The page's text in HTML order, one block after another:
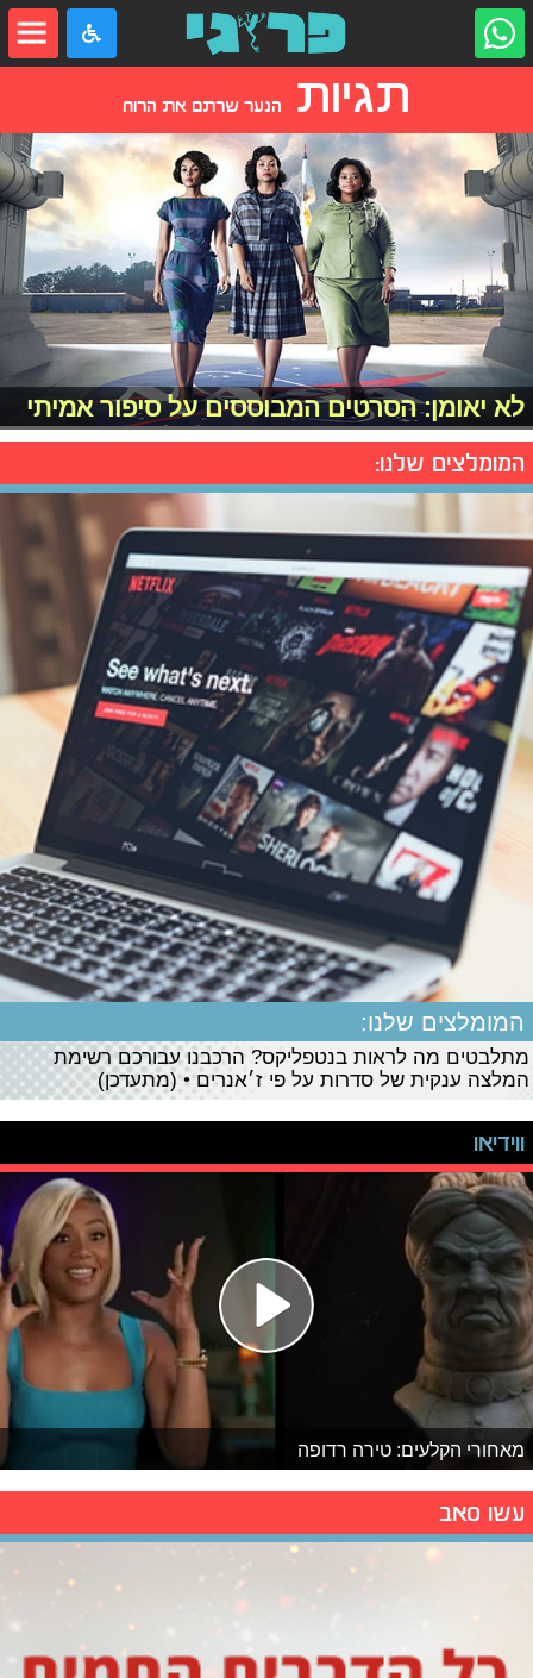
תגיות הנער שרתם את הרוח
לא יאומן: הסרטים המבוססים על סיפור אמיתי
המומלצים שלנו:
המומלצים שלנו:
מתלבטים מה לראות בנטפליקס? הרכבנו עבורכם רשימת
המלצה ענקית של סדרות על פי ז׳אנרים • (מתעדכן)
ווידיאו
מאחורי הקלעים: טירה רדופה
עשו סאב